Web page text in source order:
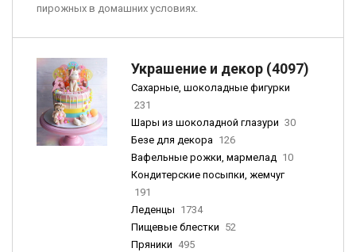
пирожных в домашних условиях.
Украшение и декор (4097)
Сахарные, шоколадные фигурки
231
Шары из шоколадной глазури 30
Безе для декора 126
Вафельные рожки, мармелад 10
Кондитерские посыпки, жемчуг
191
Леденцы 1734
Пищевые блестки 52
Пряники 495